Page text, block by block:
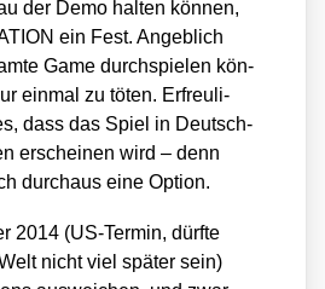
der Demo hal­ten kön­nen,
ein Fest. Angeb­lich
Game durch­spie­len kön­
ein­mal zu töten. Erfreu­li­
dass das Spiel in Deutsch­
erschei­nen wird – denn
durch­aus eine Opti­on.
2014 (US-Ter­min, dürf­te
nicht viel spä­ter sein)